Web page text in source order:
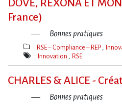
DOVE, REXONA ET
France)
Bonnes pratiques
Thèmes(s)
RSE – Compliance – REP
Mot(s)-
Innovation RSE
CHARLES & ALICE -
Bonnes pratiques